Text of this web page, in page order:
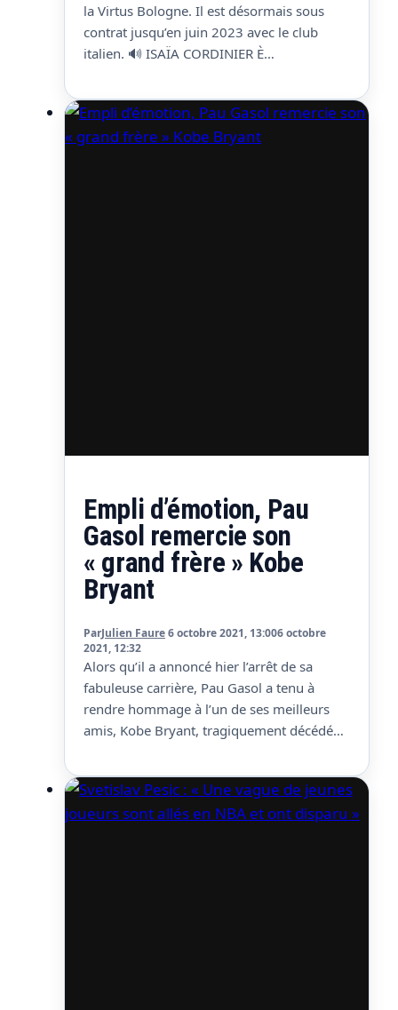
la Virtus Bologne. Il est désormais sous
contrat jusqu’en juin 2023 avec le club
italien. 🔊 ISAÏA CORDINIER È
https://t.co/o3MQOrxiAD🇺🇸
https://t.co/ULxJxjcvXG#BlackisBack
#WelcomeIsaïa
Empli d’émotion, Pau
Gasol remercie son
« grand frère » Kobe
Bryant
ParJulien Faure6 octobre 2021, 13:006 octobre
2021, 12:32
Alors qu’il a annoncé hier l’arrêt de sa
fabuleuse carrière, Pau Gasol a tenu à
rendre hommage à l’un de ses meilleurs
amis, Kobe Bryant, tragiquement décédé
aux Lakers, les deux hommes avaient loué
une amitié sincère. Alors Gasol s’est
exprimé sur celui qui l’a beaucoup aidé tout